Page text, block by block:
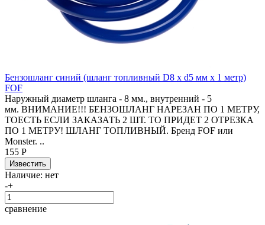
Бензошланг синий (шланг топливный D8 x d5 мм x 1 метр)
FOF
Наружный диаметр шланга - 8 мм., внутренний - 5
мм. ВНИМАНИЕ!!! БЕНЗОШЛАНГ НАРЕЗАН ПО 1 МЕТРУ,
ТОЕСТЬ ЕСЛИ ЗАКАЗАТЬ 2 ШТ. ТО ПРИДЕТ 2 ОТРЕЗКА
ПО 1 МЕТРУ! ШЛАНГ ТОПЛИВНЫЙ. Бренд FOF или
Monster. ..
155 Р
Наличие: нет
-+
сравнение